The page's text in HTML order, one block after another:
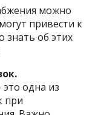
можно
привести к
знать об этих
одна из
при